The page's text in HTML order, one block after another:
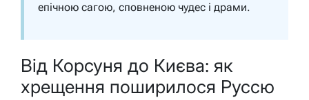
епічною сагою, сповненою чудес і драми.
Від Корсуня до Києва: як
хрещення поширилося Руссю